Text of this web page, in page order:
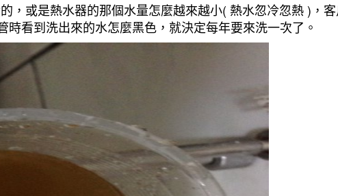
，或是熱水器的那個水量怎麼越來越小( 熱水忽冷忽熱 )，
看到洗出來的水怎麼黑色，就決定每年要來洗一次了。